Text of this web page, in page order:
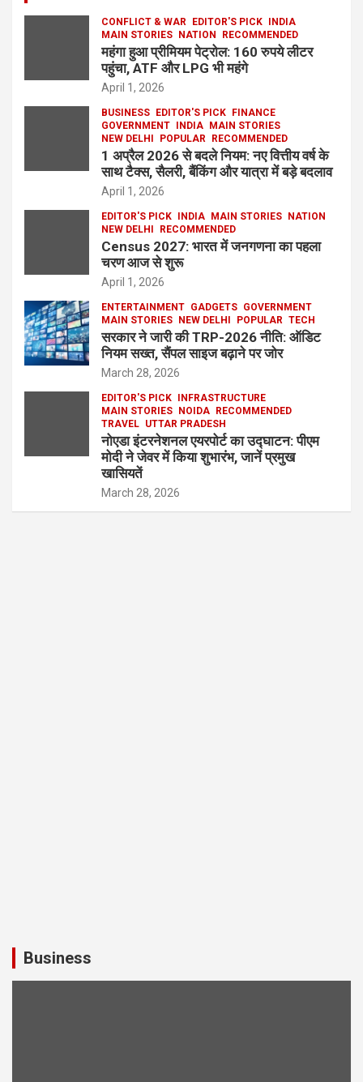
CONFLICT & WAR EDITOR'S PICK INDIA
MAIN STORIES NATION RECOMMENDED
महंगा हुआ प्रीमियम पेट्रोल: 160 रुपये लीटर
पहुंचा, ATF और LPG भी महंगे
April 1, 2026
BUSINESS EDITOR'S PICK FINANCE
GOVERNMENT INDIA MAIN STORIES
NEW DELHI
POPULAR RECOMMENDED
1 अप्रैल 2026 से बदले नियम: नए वित्तीय वर्ष के
साथ टैक्स, सैलरी, बैंकिंग और यात्रा में बड़े बदलाव
April 1, 2026
EDITOR'S PICK INDIA MAIN STORIES NATION
NEW DELHI
RECOMMENDED
Census 2027: भारत में जनगणना का पहला
चरण आज से शुरू
April 1, 2026
ENTERTAINMENT GADGETS GOVERNMENT
MAIN STORIES NEW DELHI POPULAR TECH
सरकार ने जारी की TRP-2026 नीति: ऑडिट
नियम सख्त, सैंपल साइज बढ़ाने पर जोर
March 28, 2026
EDITOR'S PICK INFRASTRUCTURE
MAIN STORIES NOIDA RECOMMENDED
TRAVEL UTTAR PRADESH
नोएडा इंटरनेशनल एयरपोर्ट का उद्घाटन: पीएम
मोदी ने जेवर में किया शुभारंभ, जानें प्रमुख
खासियतें
March 28, 2026
Business